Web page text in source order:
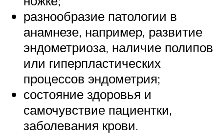
разнообразие патологии в
анамнезе, например, развитие
эндометриоза, наличие полипов
или гиперпластических
процессов эндометрия;
состояние здоровья и
самочувствие пациентки,
заболевания крови.